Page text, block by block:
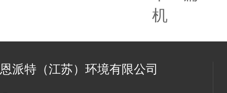
机
恩派特（江苏）环境有限公司